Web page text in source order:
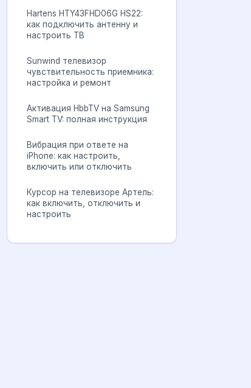
Hartens HTY43FHD06G HS22:
как подключить антенну и
настроить ТВ
Sunwind телевизор
чувствительность приемника:
настройка и ремонт
Активация HbbTV на Samsung
Smart TV: полная инструкция
Вибрация при ответе на
iPhone: как настроить,
включить или отключить
Курсор на телевизоре Артель:
как включить, отключить и
настроить